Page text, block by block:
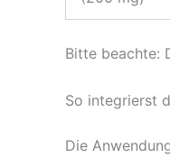
Bitte beachte:
So integrierst
Die